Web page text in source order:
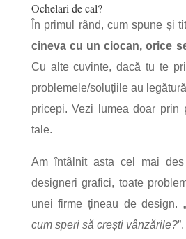
Ochelari de cal?
În primul rând, cum spune și
cineva cu un ciocan, orice
Cu alte cuvinte, dacă tu te
problemele/soluțiile au
pricepi. Vezi lumea doar prin
tale.
Am întâlnit asta cel mai
designeri grafici, toate
unei firme țineau de design.
cum speri să crești vânzările?”.